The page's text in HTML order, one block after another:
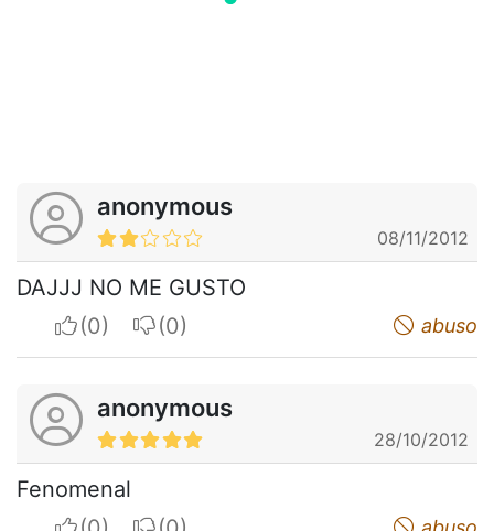
anonymous
08/11/2012
DAJJJ NO ME GUSTO
I apreciateI do not appreciate abuso
anonymous
28/10/2012
Fenomenal